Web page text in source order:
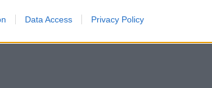
Data Access Privacy Policy